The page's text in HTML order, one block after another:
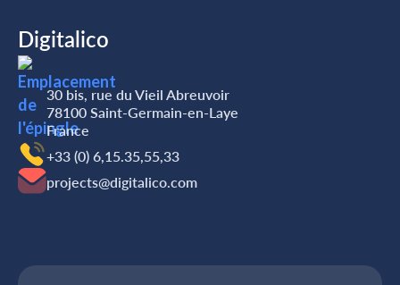
Digitalico
30 bis, rue du Vieil Abreuvoir
78100 Saint-Germain-en-Laye
France
+33 (0) 6,15.35,55,33
projects@digitalico.com